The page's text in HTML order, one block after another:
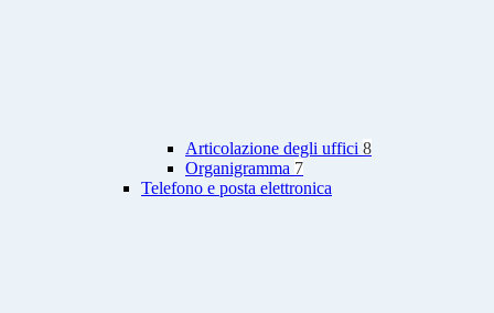
Articolazione degli uffici 8
Organigramma 7
Telefono e posta elettronica